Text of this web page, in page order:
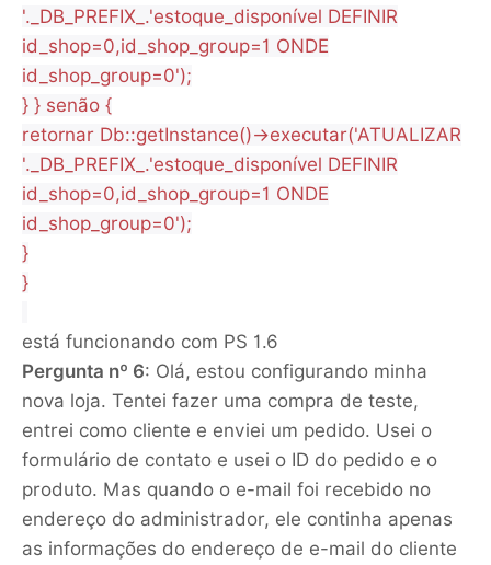
'._DB_PREFIX_.'estoque_disponível DEFINIR
id_shop=0,id_shop_group=1 ONDE
id_shop_group=0');
} } senão {
retornar Db::getInstance()->executar('ATUALIZAR
'._DB_PREFIX_.'estoque_disponível DEFINIR
id_shop=0,id_shop_group=1 ONDE
id_shop_group=0');
}
}
está funcionando com PS 1.6
Pergunta nº 6: Olá, estou configurando minha
nova loja. Tentei fazer uma compra de teste,
entrei como cliente e enviei um pedido. Usei o
formulário de contato e usei o ID do pedido e o
produto. Mas quando o e-mail foi recebido no
endereço do administrador, ele continha apenas
as informações do endereço de e-mail do cliente